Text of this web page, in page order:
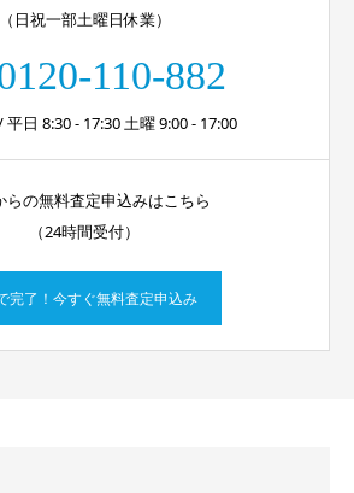
（日祝一部土曜日休業）
110-882
日 8:30 - 17:30 土曜 9:00 - 17:00
らの無料査定申込みはこちら
（24時間受付）
完了！今すぐ無料査定申込み